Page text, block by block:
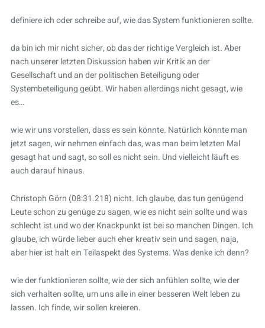
definiere ich oder schreibe auf, wie das System funktionieren sollte.
da bin ich mir nicht sicher, ob das der richtige Vergleich ist. Aber
nach unserer letzten Diskussion haben wir Kritik an der
Gesellschaft und an der politischen Beteiligung oder
Systembeteiligung geübt. Wir haben allerdings nicht gesagt, wie
es…
wie wir uns vorstellen, dass es sein könnte. Natürlich könnte man
jetzt sagen, wir nehmen einfach das, was man beim letzten Mal
gesagt hat und sagt, so soll es nicht sein. Und vielleicht läuft es
auch darauf hinaus.
Christoph Görn (08:31.218) nicht. Ich glaube, das tun genügend
Leute schon zu genüge zu sagen, wie es nicht sein sollte und was
schlecht ist und wo der Knackpunkt ist bei so manchen Dingen. Ich
glaube, ich würde lieber auch eher kreativ sein und sagen, naja,
aber hier ist halt ein Teilaspekt des Systems. Was denke ich denn?
wie der funktionieren sollte, wie der sich anfühlen sollte, wie der
sich verhalten sollte, um uns alle in einer besseren Welt leben zu
lassen. Ich finde, wir sollen kreieren.